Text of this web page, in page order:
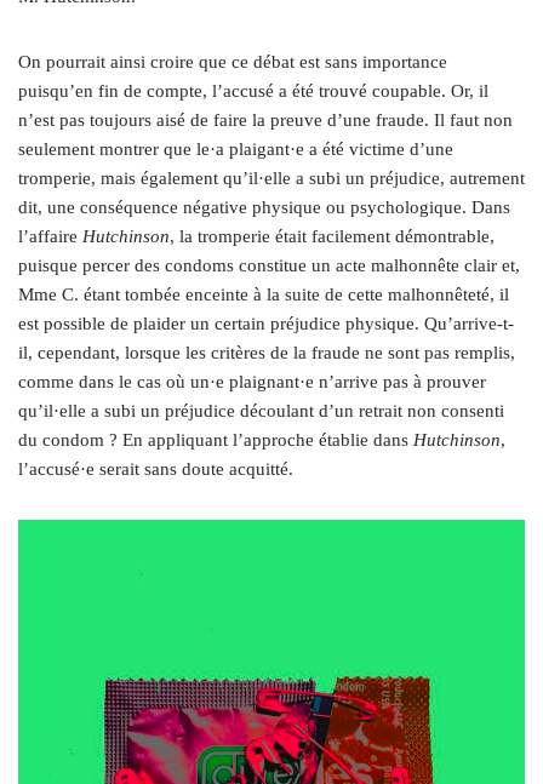
On pourrait ainsi croire que ce débat est sans importance
puisqu’en fin de compte, l’accusé a été trouvé coupable. Or, il
n’est pas toujours aisé de faire la preuve d’une fraude. Il faut non
seulement montrer que le·a plaigant·e a été victime d’une
tromperie, mais également qu’il·elle a subi un préjudice, autrement
dit, une conséquence négative physique ou psychologique. Dans
l’affaire Hutchinson, la tromperie était facilement démontrable,
puisque percer des condoms constitue un acte malhonnête clair et,
Mme C. étant tombée enceinte à la suite de cette malhonnêteté, il
est possible de plaider un certain préjudice physique. Qu’arrive-t-
il, cependant, lorsque les critères de la fraude ne sont pas remplis,
comme dans le cas où un·e plaignant·e n’arrive pas à prouver
qu’il·elle a subi un préjudice découlant d’un retrait non consenti
du condom ? En appliquant l’approche établie dans Hutchinson,
l’accusé·e serait sans doute acquitté.